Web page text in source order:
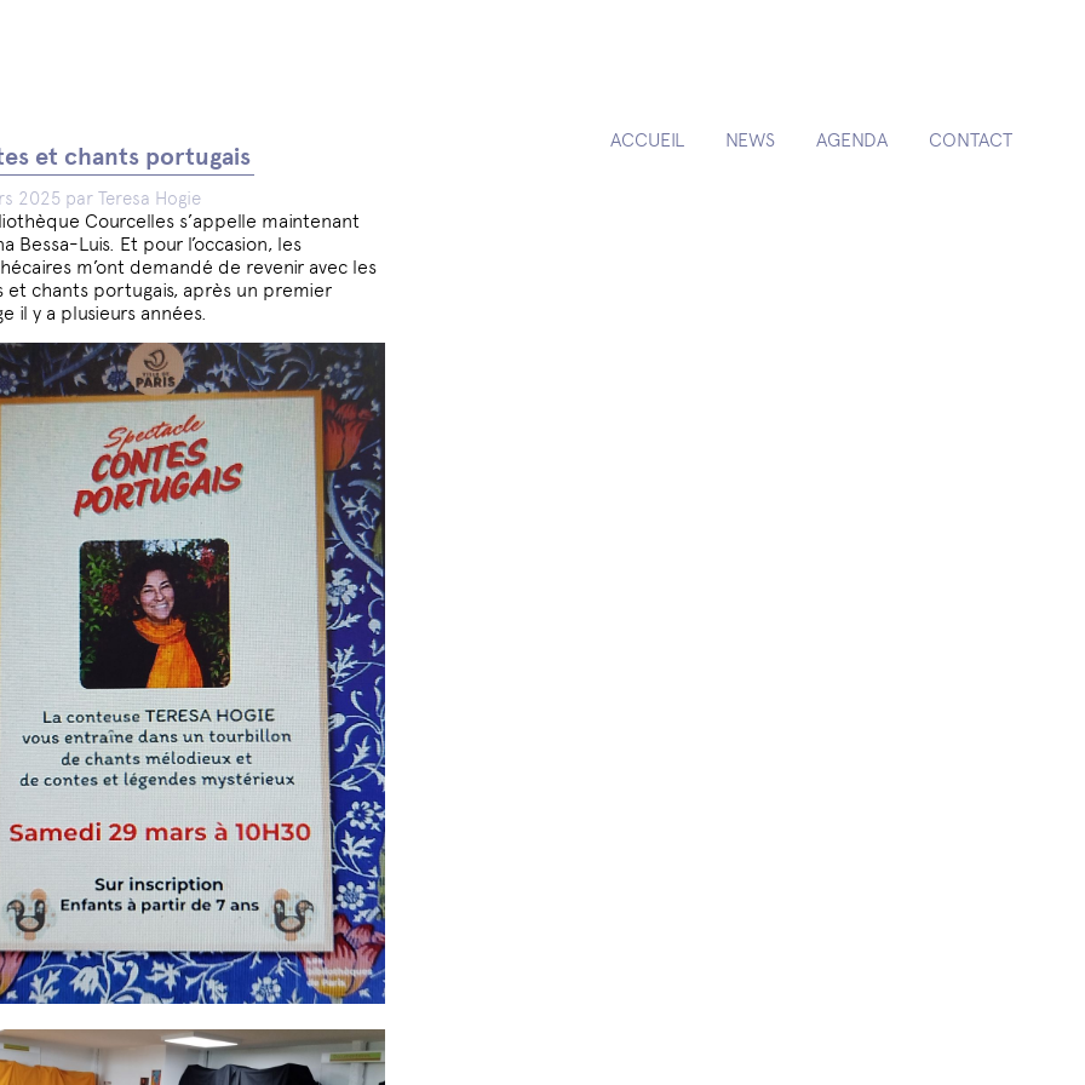
ACCUEIL NEWS AGENDA CONTACT
et chants portugais
2025 par Teresa Hogie
Courcelles s’appelle maintenant
Bessa-Luis. Et pour l’occasion, les
m’ont demandé de revenir avec les
et chants portugais, après un premier
il y a plusieurs années.